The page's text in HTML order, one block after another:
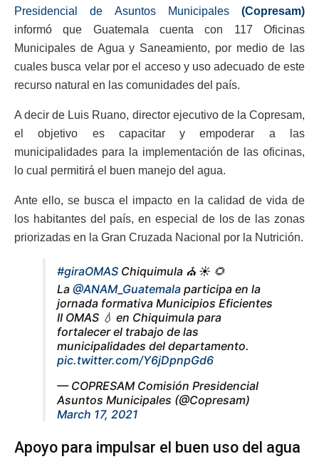
Presidencial de Asuntos Municipales (Copresam)
informó que Guatemala cuenta con 117 Oficinas
Municipales de Agua y Saneamiento, por medio de las
cuales busca velar por el acceso y uso adecuado de este
recurso natural en las comunidades del país.
A decir de Luis Ruano, director ejecutivo de la Copresam,
el objetivo es capacitar y empoderar a las
municipalidades para la implementación de las oficinas,
lo cual permitirá el buen manejo del agua.
Ante ello, se busca el impacto en la calidad de vida de
los habitantes del país, en especial de los de las zonas
priorizadas en la Gran Cruzada Nacional por la Nutrición.
#giraOMAS Chiquimula ⛪ ☀️ 🌻
La @ANAM_Guatemala participa en la
jornada formativa Municipios Eficientes
II OMAS 💧 en Chiquimula para
fortalecer el trabajo de las
municipalidades del departamento.
pic.twitter.com/Y6jDpnpGd6
— COPRESAM Comisión Presidencial
Asuntos Municipales (@Copresam)
March 17, 2021
Apoyo para impulsar el buen uso del agua